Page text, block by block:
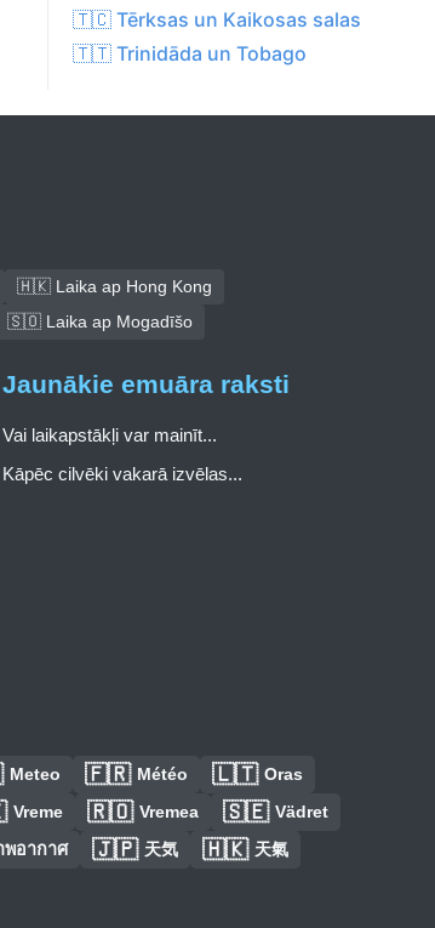
🇹🇨 Tērksas un Kaikosas salas
🇹🇹 Trinidāda un Tobago
🇭🇰 Laika ap Hong Kong
🇸🇴 Laika ap Mogadīšo
Jaunākie emuāra raksti
Vai laikapstākļi var mainīt...
Kāpēc cilvēki vakarā izvēlas...
Meteo 🇫🇷 Météo 🇱🇹 Oras
Vreme 🇷🇴 Vremea 🇸🇪 Vädret
พอากาศ 🇯🇵 天気 🇭🇰 天氣